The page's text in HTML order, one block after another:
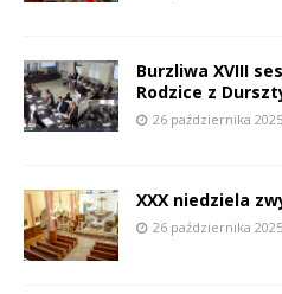
Burzliwa XVIII
Rodzice z
26 października 2025
XXX niedziela
26 października 2025